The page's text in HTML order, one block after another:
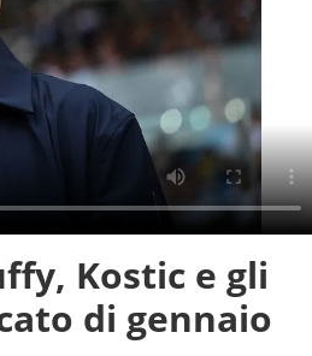
Kostic e gli
di gennaio